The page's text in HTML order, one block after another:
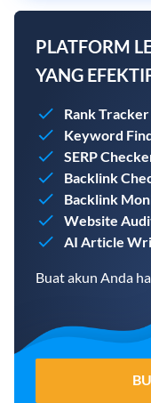
PLATFORM
YANG
Rank Tracker
Keyword
SERP
Backlink
Backlink
Website
AI Article
Buat akun Anda